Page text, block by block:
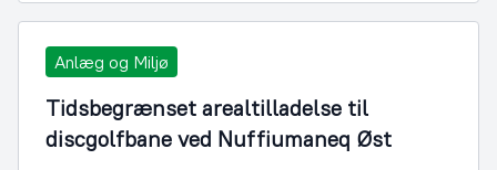
Anlæg og Miljø
Tidsbegrænset arealtilladelse til
discgolfbane ved Nuffiumaneq Øst